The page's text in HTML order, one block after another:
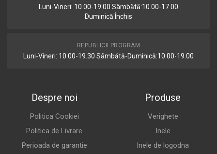
Luni-Vineri: 10.00-19.00 Sâmbătă:10.00-17.00
Duminică:Închis
REPUBLICII PROGRAM
Luni-Vineri: 10.00-19.30 Sâmbătă-Duminică:10.00-19.00
Despre noi
Politica Cookiei
Politica de Livrare
Perioada de garantie
Produse
Verighete
Inele
Inele de logodna